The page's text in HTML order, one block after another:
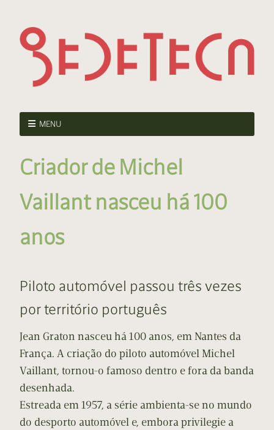
MENU
Criador de Michel
Vaillant nasceu há 100
anos
Piloto automóvel passou três vezes
por território português
Jean Graton nasceu há 100 anos, em Nantes da
França. A criação do piloto automóvel Michel
Vaillant, tornou-o famoso dentro e fora da banda
desenhada.
Estreada em 1957, a série ambienta-se no mundo
do desporto automóvel e, embora privilegie a